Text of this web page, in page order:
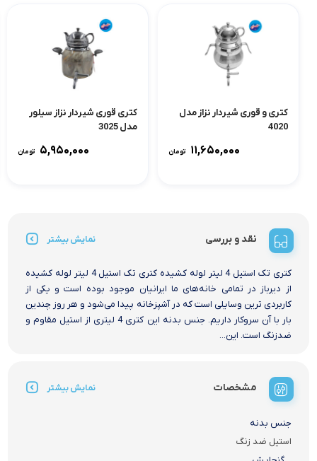
کتری و قوری شیردار نزاز مدل
4020
۱۱,۶۵۰,۰۰۰ تومان
کتری قوری شیردار نزاز سیلور
مدل 3025
۵,۹۵۰,۰۰۰ تومان
نقد و بررسی نمایش بیشتر
کتری تک استیل 4 لیتر لوله کشیده کتری تک استیل 4 لیتر لوله کشیده
از دیرباز در تمامی خانه‌های ما ایرانیان موجود بوده‌ است و یکی از
کاربردی ترین وسایلی است که در آشپزخانه پیدا می‌شود و هر روز چندین
بار با آن سروکار داریم. جنس بدنه این کتری 4 لیتری از استیل مقاوم و
ضدزنگ است. این...
مشخصات نمایش بیشتر
جنس بدنه
استیل ضد زنگ